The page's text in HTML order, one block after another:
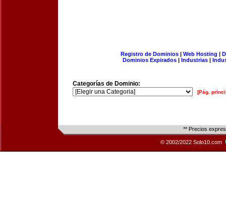
Registro de Dominios| Web Hosting |
Dominios Expirados | Industrias |
Categorías de Dominio:
[Pág.
** Precios
© 2002/2022 Solo10.com